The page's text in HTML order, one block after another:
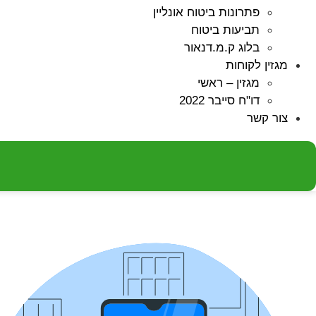
פתרונות ביטוח אונליין
תביעות ביטוח
בלוג ק.מ.דנאור
מגזין לקוחות
מגזין – ראשי
דו"ח סייבר 2022
צור קשר